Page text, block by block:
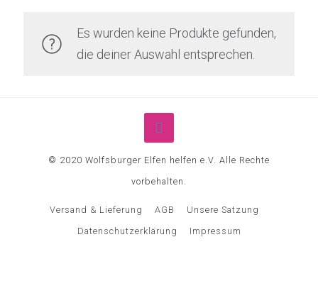
Es wurden keine Produkte gefunden,
die deiner Auswahl entsprechen.
© 2020 Wolfsburger Elfen helfen e.V. Alle Rechte
vorbehalten.
Versand & Lieferung AGB
Unsere Satzung
Datenschutzerklärung
Impressum